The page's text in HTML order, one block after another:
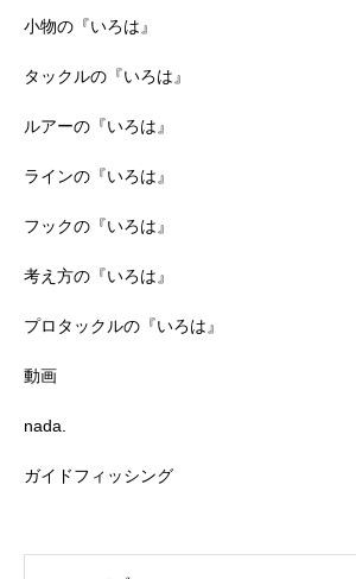
小物の『いろは』
タックルの『いろは』
ルアーの『いろは』
ラインの『いろは』
フックの『いろは』
考え方の『いろは』
プロタックルの『いろは』
動画
nada.
ガイドフィッシング